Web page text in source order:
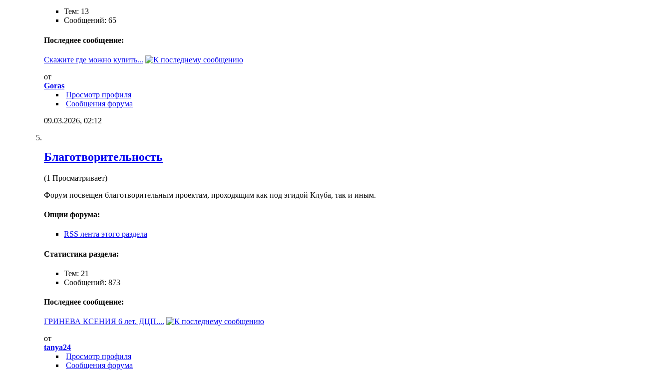
Тем: 13
Сообщений: 65
Последнее сообщение:
Скажите где можно купить...
от
Goras
Просмотр профиля
Сообщения форума
09.03.2026, 02:12
Благотворительность
(1 Просматривает)
Форум посвещен благотворительным проектам, проходящим как под эгидой Клуба, так и иным.
Опции форума:
RSS лента этого раздела
Статистика раздела:
Тем: 21
Сообщений: 873
Последнее сообщение:
ГРИНЕВА КСЕНИЯ 6 лет. ДЦП....
от
tanya24
Просмотр профиля
Сообщения форума